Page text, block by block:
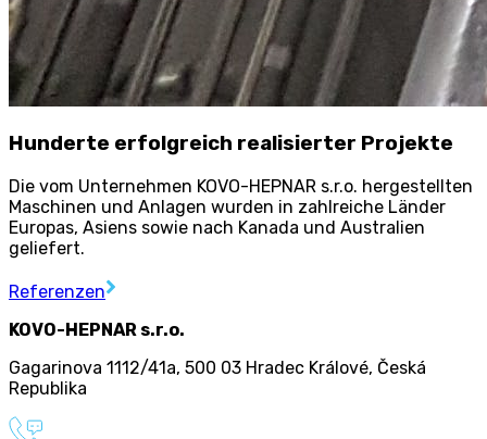
Hunderte erfolgreich realisierter Projekte
Die vom Unternehmen KOVO-HEPNAR s.r.o. hergestellten
Maschinen und Anlagen wurden in zahlreiche Länder
Europas, Asiens sowie nach Kanada und Australien
geliefert.
Referenzen
KOVO-HEPNAR s.r.o.
Gagarinova 1112/41a, 500 03 Hradec Králové, Česká
Republika